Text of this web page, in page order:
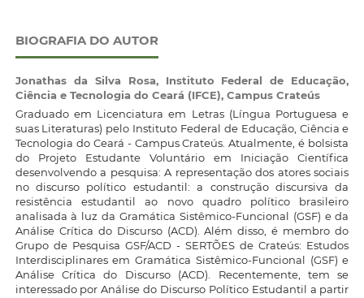
BIOGRAFIA DO AUTOR
Jonathas da Silva Rosa, Instituto Federal de Educação,
Ciência e Tecnologia do Ceará (IFCE), Campus Crateús
Graduado em Licenciatura em Letras (Língua Portuguesa e
suas Literaturas) pelo Instituto Federal de Educação, Ciência e
Tecnologia do Ceará - Campus Crateús. Atualmente, é bolsista
do Projeto Estudante Voluntário em Iniciação Científica
desenvolvendo a pesquisa: A representação dos atores sociais
no discurso político estudantil: a construção discursiva da
resistência estudantil ao novo quadro político brasileiro
analisada à luz da Gramática Sistêmico-Funcional (GSF) e da
Análise Crítica do Discurso (ACD). Além disso, é membro do
Grupo de Pesquisa GSF/ACD - SERTÕES de Crateús: Estudos
Interdisciplinares em Gramática Sistêmico-Funcional (GSF) e
Análise Crítica do Discurso (ACD). Recentemente, tem se
interessado por Análise do Discurso Político Estudantil a partir